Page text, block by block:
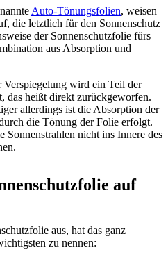
Auto-Tönungsfolien, weisen
die letztlich für den Sonnenschutz
der Sonnenschutzfolie fürs
aus Absorption und
Verspiegelung wird ein Teil der
das heißt direkt zurückgeworfen.
allerdings ist die Absorption der
die Tönung der Folie erfolgt.
Sonnenstrahlen nicht ins Innere des
auf
aus, hat das ganz
zu nennen: